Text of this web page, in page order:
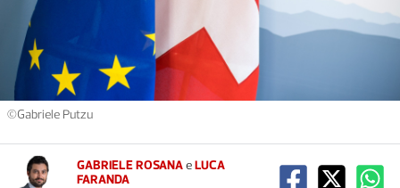
©Gabriele Putzu
GABRIELE ROSANAeLUCA
FARANDA